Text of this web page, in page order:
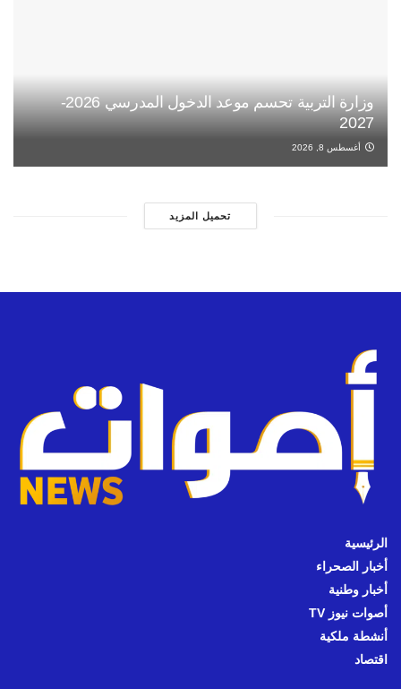
وزارة التربية تحسم موعد الدخول المدرسي 2026-
2027
أغسطس 8, 2026
تحميل المزيد
الرئيسية
أخبار الصحراء
أخبار وطنية
أصوات نيوز TV
أنشطة ملكية
اقتصاد